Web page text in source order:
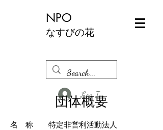
NPO
なすびの花
Log In
団体概要
名 称 特定非営利活動法人